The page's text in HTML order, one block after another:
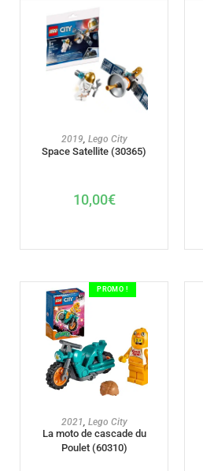
AJOUTER AU PANIER
2019, Lego City
Space Satellite (30365)
10,00€
PROMO !
AJOUTER AU PANIER
2021, Lego City
La moto de cascade du
Poulet (60310)